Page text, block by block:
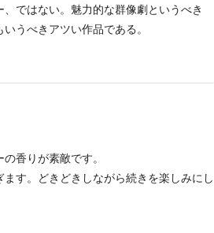
ではない。魅力的な群像劇というべき
うべきアツい作品である。
香りが素敵です。
す。どきどきしながら続きを楽しみにし